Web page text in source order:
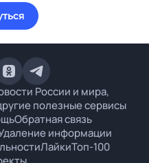
России и мира,
полезные сервисы
Обратная связь
информации
ЛайкиТоп-100